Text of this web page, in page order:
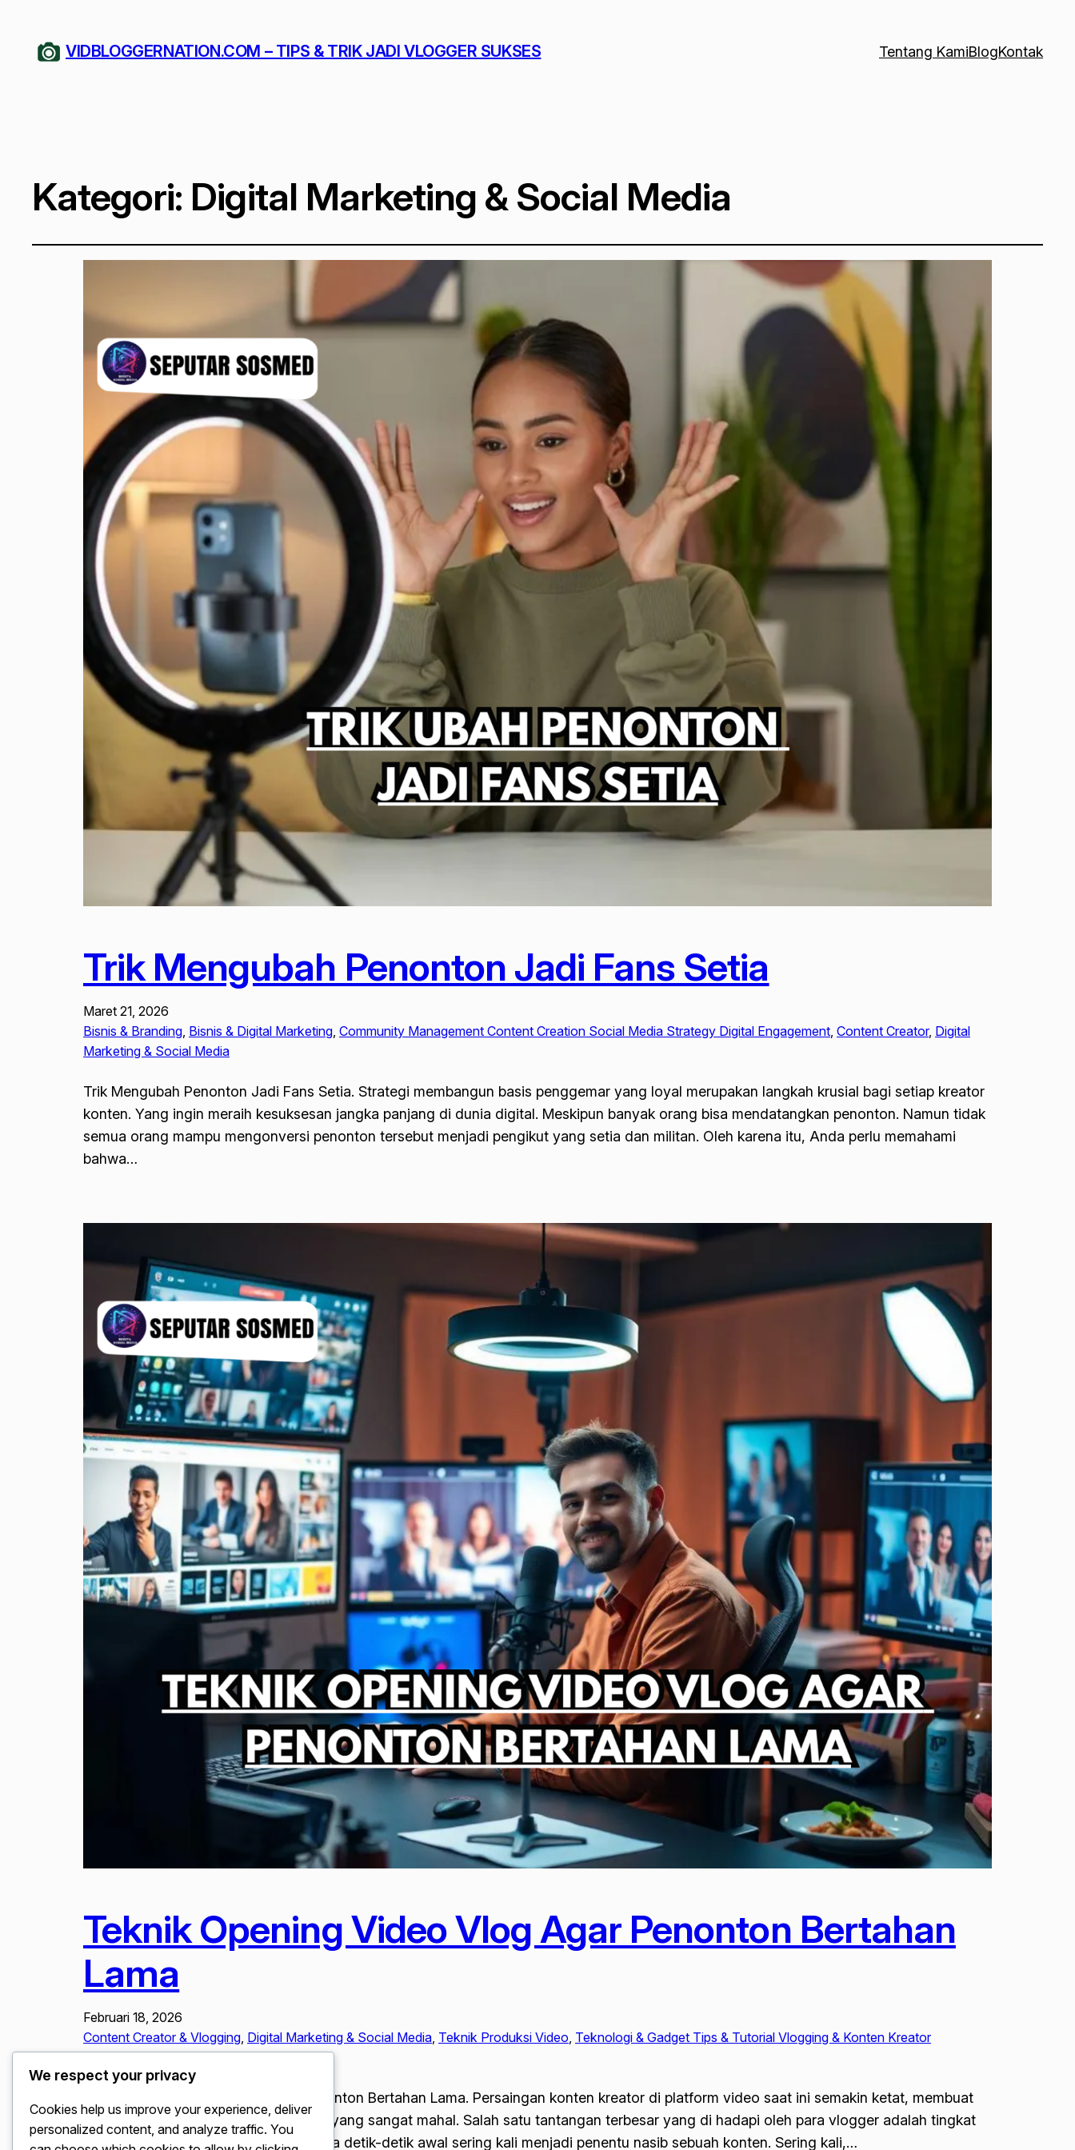
VIDBLOGGERNATION.COM – TIPS & TRIK JADI VLOGGER SUKSES Tentang KamiBlogKontak
Kategori: Digital Marketing & Social Media
Trik Mengubah Penonton Jadi Fans Setia
Maret 21, 2026
Bisnis & Branding Bisnis & Digital Marketing Community Management Content Creation Social Media Strategy Digital Engagement Content Creator, Digital
Marketing & Social Media
Trik Mengubah Penonton Jadi Fans Setia. Strategi membangun basis penggemar yang loyal merupakan langkah krusial bagi setiap kreator
konten. Yang ingin meraih kesuksesan jangka panjang di dunia digital. Meskipun banyak orang bisa mendatangkan penonton. Namun tidak
semua orang mampu mengonversi penonton tersebut menjadi pengikut yang setia dan militan. Oleh karena itu, Anda perlu memahami
bahwa…
Teknik Opening Video Vlog Agar Penonton Bertahan
Lama
Februari 18, 2026
Content Creator & Vlogging, Digital Marketing & Social Media, Teknik Produksi Video, Teknologi & Gadget Tips & Tutorial Vlogging & Konten Kreator
Produktivitas & Efisiensi
Teknik Opening Video Vlog Agar Penonton Bertahan Lama. Persaingan konten kreator di platform video saat ini semakin ketat, membuat
perhatian audiens menjadi komoditas yang sangat mahal. Salah satu tantangan terbesar yang di hadapi oleh para vlogger adalah tingkat
retensi penonton yang rendah, di mana detik-detik awal sering kali menjadi penentu nasib sebuah konten. Sering kali,…
We respect your privacy
Cookies help us improve your experience, deliver
personalized content, and analyze traffic. You